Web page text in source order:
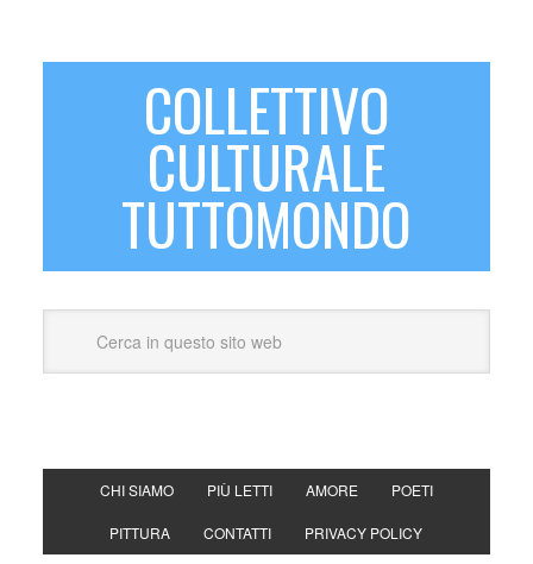
COLLETTIVO
CULTURALE
TUTTOMONDO
CHI SIAMO PIÙ LETTI AMORE POETI
PITTURA CONTATTI PRIVACY POLICY